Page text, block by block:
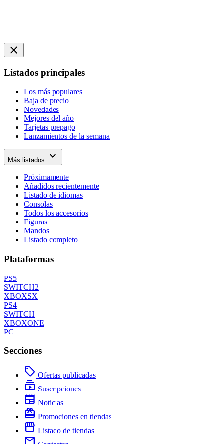
close
Listados principales
Los más populares
Baja de precio
Novedades
Mejores del año
Tarjetas prepago
Lanzamientos de la semana
Más listados expand_more
Próximamente
Añadidos recientemente
Listado de idiomas
Consolas
Todos los accesorios
Figuras
Mandos
Listado completo
Plataformas
PS5
SWITCH2
XBOXSX
PS4
SWITCH
XBOXONE
PC
Secciones
local_offer Ofertas publicadas
subscriptions Suscripciones
newspaper Noticias
redeem Promociones en tiendas
storefront Listado de tiendas
mail